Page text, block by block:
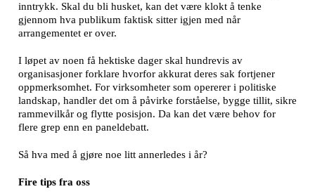
inntrykk. Skal du bli husket, kan det være klokt å tenke
gjennom hva publikum faktisk sitter igjen med når
arrangementet er over.
I løpet av noen få hektiske dager skal hundrevis av
organisasjoner forklare hvorfor akkurat deres sak fortjener
oppmerksomhet. For virksomheter som opererer i politiske
landskap, handler det om å påvirke forståelse, bygge tillit, sikre
rammevilkår og flytte posisjon. Da kan det være behov for
flere grep enn en paneldebatt.
Så hva med å gjøre noe litt annerledes i år?
Fire tips fra oss